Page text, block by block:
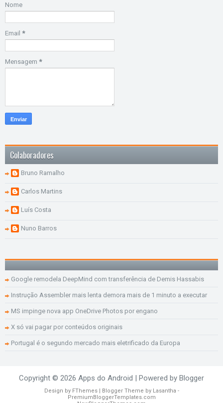
Nome
Email *
Mensagem *
Colaboradores
Bruno Ramalho
Carlos Martins
Luís Costa
Nuno Barros
Google remodela DeepMind com transferência de Demis Hassabis
Instrução Assembler mais lenta demora mais de 1 minuto a executar
MS impinge nova app OneDrive Photos por engano
X só vai pagar por conteúdos originais
Portugal é o segundo mercado mais eletrificado da Europa
Copyright © 2026 Apps do Android | Powered by Blogger
Design by FThemes| Blogger Theme by Lasantha -
PremiumBloggerTemplates.com